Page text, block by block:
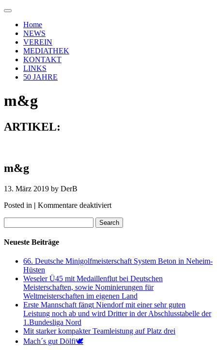
Home
NEWS
VEREIN
MEDIATHEK
KONTAKT
LINKS
50 JAHRE
m&g
ARTIKEL:
m&g
13. März 2019 by DerB
Posted in | Kommentare deaktiviertfür
Neueste Beiträge
66. Deutsche Minigolfmeisterschaft System Beton in Neheim-
Hüsten
Weseler Ü45 mit Medaillenflut bei Deutschen
Meisterschaften, sowie Nominierungen für
Weltmeisterschaften im eigenen Land
Erste Mannschaft fängt Niendorf mit einer sehr guten
Leistung noch ab und wird Dritter in der Abschlusstabelle der
1.Bundesliga Nord
Mit starker kompakter Teamleistung auf Platz drei
Mach´s gut Dölfi🕊